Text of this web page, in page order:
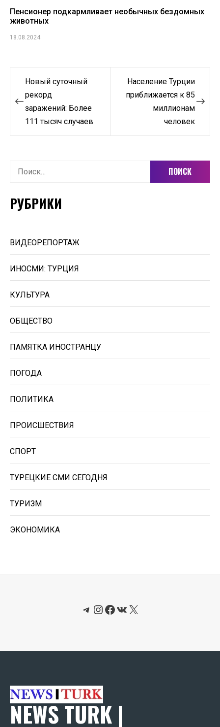
Пенсионер подкармливает необычных бездомных
животных
18.08.2024
Навигация
по
записям
Новый суточный
рекорд
заражений: Более
111 тысяч случаев
Население Турции
приближается к 85
миллионам
человек
Найти:
РУБРИКИ
ВИДЕОРЕПОРТАЖ
ИНОСМИ: ТУРЦИЯ
КУЛЬТУРА
ОБЩЕСТВО
ПАМЯТКА ИНОСТРАНЦУ
ПОГОДА
ПОЛИТИКА
ПРОИСШЕСТВИЯ
СПОРТ
ТУРЕЦКИЕ СМИ СЕГОДНЯ
ТУРИЗМ
ЭКОНОМИКА
Telegram
Instagram
Facebook
ВКонтакте
X
NEWS TURK |